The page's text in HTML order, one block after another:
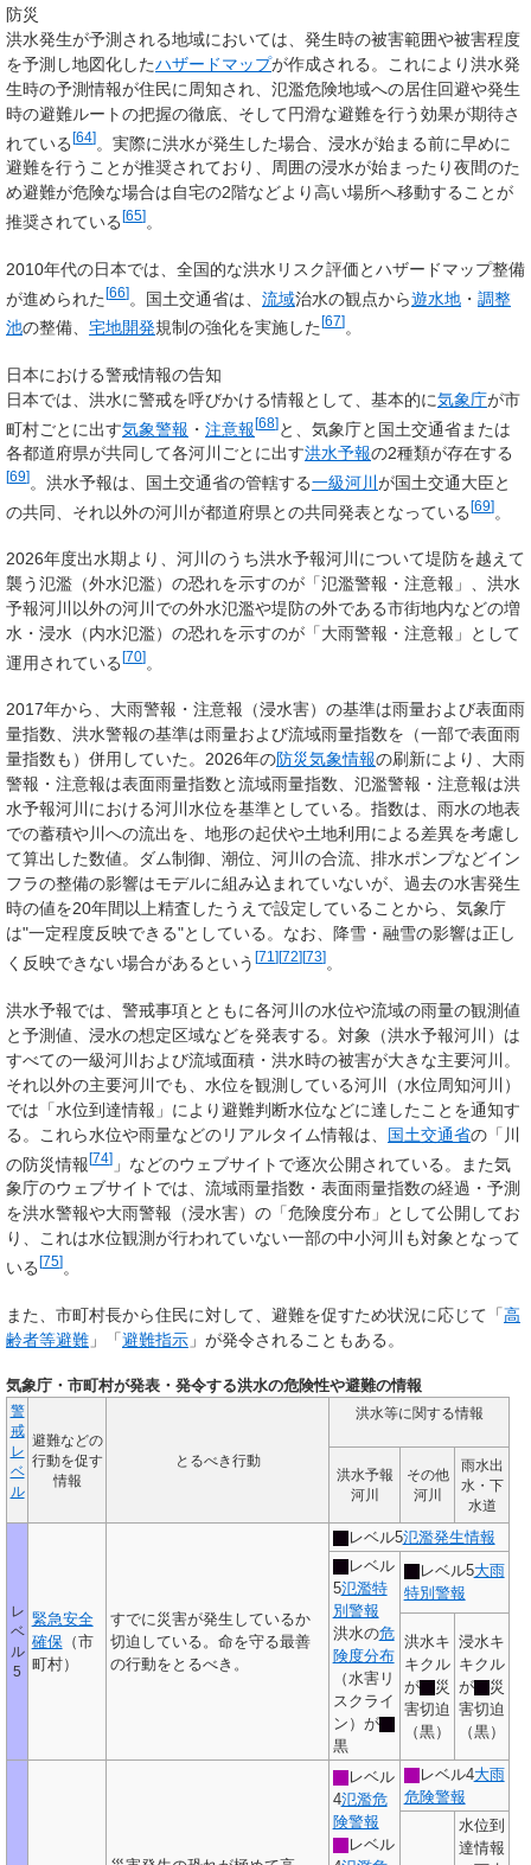
防災
洪水発生が予測される地域においては、発生時の被害範囲や被害程度
を予測し地図化したハザードマップが作成される。これにより洪水発
生時の予測情報が住民に周知され、氾濫危険地域への居住回避や発生
時の避難ルートの把握の徹底、そして円滑な避難を行う効果が期待さ
れている[64]。実際に洪水が発生した場合、浸水が始まる前に早めに
避難を行うことが推奨されており、周囲の浸水が始まったり夜間のた
め避難が危険な場合は自宅の2階などより高い場所へ移動することが
推奨されている [65] 。
2010年代の日本では、全国的な洪水リスク評価とハザードマップ整備
が進められた[66]。国土交通省は、 流域治水の観点から遊水地 ・ 調整
池の整備、 宅地開発規制の強化を実施した [67] 。
日本における警戒情報の告知
日本では、洪水に警戒を呼びかける情報として、基本的に気象庁が市
町村ごとに出す気象警報 ・ 注意報[68]と、気象庁と国土交通省または
各都道府県が共同して各河川ごとに出す洪水予報の2種類が存在する
[69] 。洪水予報は、国土交通省の管轄する一級河川 が国土交通大臣と
の共同、それ以外の河川が都道府県との共同発表となっている[69]。
2026年度出水期より、河川のうち洪水予報河川について堤防を越えて
襲う氾濫（外水氾濫）の恐れを示すのが「氾濫警報・注意報」、洪水
予報河川以外の河川での外水氾濫や堤防の外である市街地内などの増
水・浸水（内水氾濫）の恐れを示すのが「大雨警報・注意報」として
運用されている [70] 。
2017年から、大雨警報・注意報（浸水害）の基準は雨量および表面雨
量指数、洪水警報の基準は雨量および流域雨量指数を（一部で表面雨
量指数も）併用していた。2026年の防災気象情報の刷新により、大雨
警報・注意報は表面雨量指数と流域雨量指数、氾濫警報・注意報は洪
水予報河川における河川水位を基準としている。指数は、雨水の地表
での蓄積や川への流出を、地形の起伏や土地利用による差異を考慮し
て算出した数値。ダム制御、潮位、河川の合流、排水ポンプなどイン
フラの整備の影響はモデルに組み込まれていないが、過去の水害発生
時の値を20年間以上精査したうえで設定していることから、気象庁
は"一定程度反映できる"としている。なお、降雪・融雪の影響は正し
く反映できない場合があるという [71 ][72][73] 。
洪水予報では、警戒事項とともに各河川の水位や流域の雨量の観測値
と予測値、浸水の想定区域などを発表する。対象（洪水予報河川）は
すべての一級河川および流域面積・洪水時の被害が大きな主要河川。
それ以外の主要河川でも、水位を観測している河川（水位周知河川）
では「水位到達情報」により避難判断水位などに達したことを通知す
る。これら水位や雨量などのリアルタイム情報は、 国土交通省の「川
の防災情報[74] 」などのウェブサイトで逐次公開されている。また気
象庁のウェブサイトでは、流域雨量指数・表面雨量指数の経過・予測
を洪水警報や大雨警報（浸水害）の「危険度分布」として公開してお
り、これは水位観測が行われていない一部の中小河川も対象となって
いる [75] 。
また、市町村長から住民に対して、避難を促すため状況に応じて「高
齢者等避難 」「避難指示 」が発令されることもある。
気象庁・市町村が発表・発令する洪水の危険性や避難の情報
警
戒
レ
ベ
ル
避難などの
行動を促す
情報
とるべき行動
洪水等に関する情報
洪水予報
河川
その他
河川
雨水出
水・下
水道
レ
ベ
ル
5
緊急安全
確保（市
町村）
すでに災害が発生しているか
切迫している。命を守る最善
の行動をとるべき。
レベル5氾濫発生情報
レベル
5氾濫特
別警報
洪水の危
険度分布
（水害リ
スクライ
ン）が
黒
レベル5大雨
特別警報
洪水キ
キクル
が
災
害切迫
（黒）
浸水キ
キクル
が
災
害切迫
（黒）
レベル
4氾濫危
険警報
レベル
レベル4大雨
危険警報
水位到
達情報